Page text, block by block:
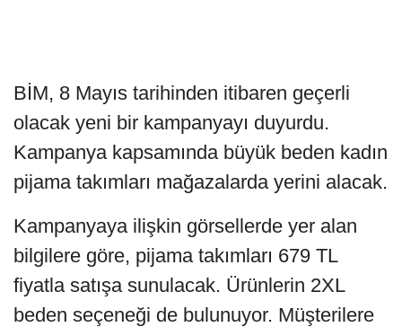
BİM, 8 Mayıs tarihinden itibaren geçerli
olacak yeni bir kampanyayı duyurdu.
Kampanya kapsamında büyük beden kadın
pijama takımları mağazalarda yerini alacak.
Kampanyaya ilişkin görsellerde yer alan
bilgilere göre, pijama takımları 679 TL
fiyatla satışa sunulacak. Ürünlerin 2XL
beden seçeneği de bulunuyor. Müşterilere